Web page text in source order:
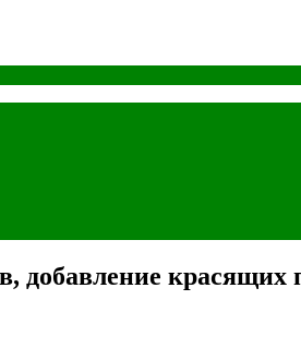
добавление красящих